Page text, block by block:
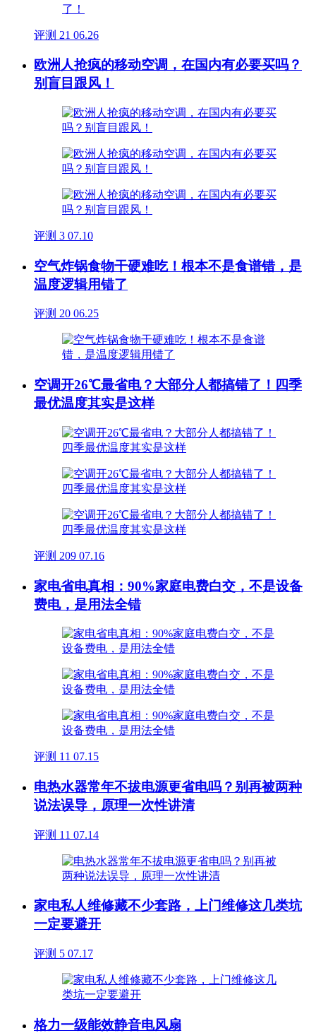
评测 21 06.26
欧洲人抢疯的移动空调，在国内有必要买吗？
别盲目跟风！
评测 3 07.10
空气炸锅食物干硬难吃！根本不是食谱错，是
温度逻辑用错了
评测 20 06.25
空调开26℃最省电？大部分人都搞错了！四季
最优温度其实是这样
评测 209 07.16
家电省电真相：90%家庭电费白交，不是设备
费电，是用法全错
评测 11 07.15
电热水器常年不拔电源更省电吗？别再被两种
说法误导，原理一次性讲清
评测 11 07.14
家电私人维修藏不少套路，上门维修这几类坑
一定要避开
评测 5 07.17
格力一级能效静音电风扇